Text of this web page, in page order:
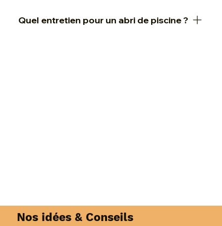
avec des modèles adaptés aux bassins
Quel entretien pour un abri de piscine ?
Nos idées & Conseils